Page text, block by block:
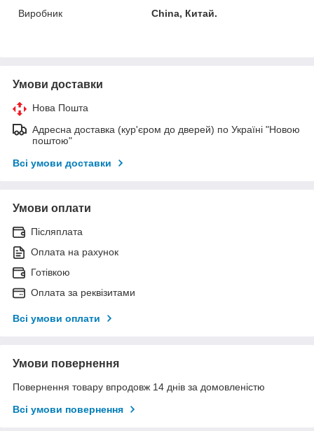
Виробник
China, Китай.
Умови доставки
Нова Пошта
Адресна доставка (кур'єром до дверей) по Україні "Новою
поштою"
Всі умови доставки
Умови оплати
Післяплата
Оплата на рахунок
Готівкою
Оплата за реквізитами
Всі умови оплати
Умови повернення
Повернення товару впродовж 14 днів за домовленістю
Всі умови повернення